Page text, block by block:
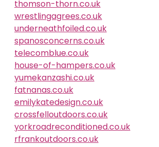
thomson-thorn.co.uk
wrestlingagrees.co.uk
underneathfoiled.co.uk
spanosconcerns.co.uk
telecomblue.co.uk
house-of-hampers.co.uk
yumekanzashi.co.uk
fatnanas.co.uk
emilykatedesign.co.uk
crossfelloutdoors.co.uk
yorkroadreconditioned.co.uk
rfrankoutdoors.co.uk